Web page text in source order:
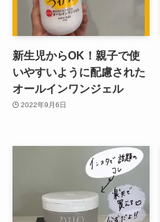
新生児からOK！親子で使
いやすいように配慮された
オールインワンジェル
2022年9月6日